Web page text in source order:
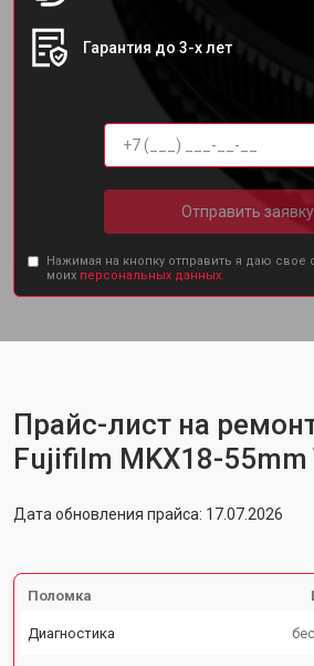
Гарантия до 3-х лет
Отправить заявку
Нажимая на кнопку отправить я даю свое
моих персональных данных.
Прайс-лист на
Fujifilm MKX18-55mm
Дата обновления прайса: 17.07.2026
Поломка
Диагностика